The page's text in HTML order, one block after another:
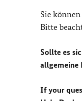
Sie
Bitte
Sollte es
allgemeine
If your